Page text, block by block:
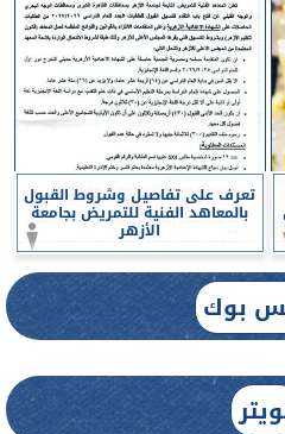
تعرف على تفاصيل وشروط القبول
بالمعاهد الفنية للتمريض بجامعة
الأزهر
بوك